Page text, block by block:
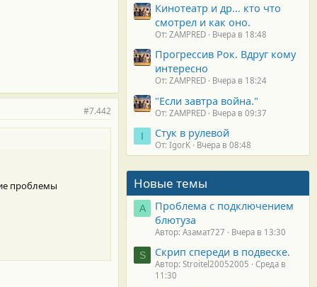
#7.442
проблемы
Кинотеатр и др... кто что
смотрел и как оно.
От: ZAMPRED Вчера в 18:48
Прогрессив Рок. Вдруг кому
интересно
От: ZAMPRED Вчера в 18:24
"Если завтра война."
От: ZAMPRED Вчера в 09:37
I Стук в рулевой
От: IgorK Вчера в 08:48
Новые темы
А
Проблема с подключением
блютуза
Автор: Азамат727 Вчера в 13:30
S Скрип спереди в подвеске.
Автор: Stroitel20052005
Среда в
11:30